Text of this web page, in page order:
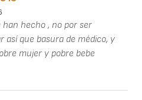
hecho , no por ser
que basura de médico, y
mujer y pobre bebe